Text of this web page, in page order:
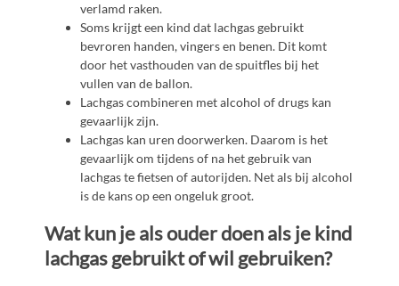
verlamd raken.
Soms krijgt een kind dat lachgas gebruikt
bevroren handen, vingers en benen. Dit komt
door het vasthouden van de spuitfles bij het
vullen van de ballon.
Lachgas combineren met alcohol of drugs kan
gevaarlijk zijn.
Lachgas kan uren doorwerken. Daarom is het
gevaarlijk om tijdens of na het gebruik van
lachgas te fietsen of autorijden. Net als bij alcohol
is de kans op een ongeluk groot.
Wat kun je als ouder doen als je kind
lachgas gebruikt of wil gebruiken?